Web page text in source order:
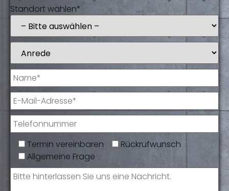
Standort wählen*
Termin vereinbaren
Rückrufwunsch
Allgemeine Frage